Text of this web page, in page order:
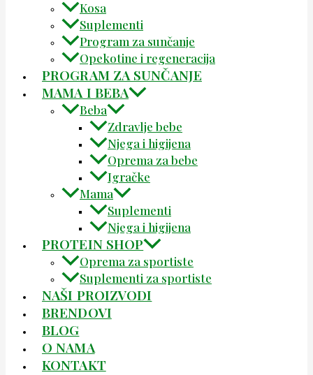
Kosa
Suplementi
Program za sunčanje
Opekotine i regeneracija
PROGRAM ZA SUNČANJE
MAMA I BEBA
Beba
Zdravlje bebe
Njega i higijena
Oprema za bebe
Igračke
Mama
Suplementi
Njega i higijena
PROTEIN SHOP
Oprema za sportiste
Suplementi za sportiste
NAŠI PROIZVODI
BRENDOVI
BLOG
O NAMA
KONTAKT